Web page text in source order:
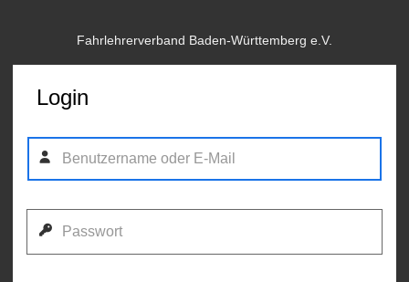
Fahrlehrerverband Baden-Württemberg e.V.
Login